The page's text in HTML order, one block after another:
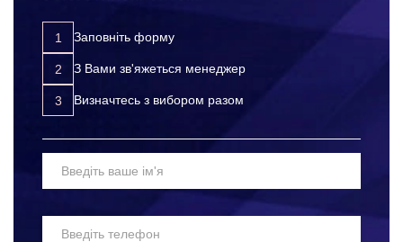
виконання розвантажувальних та вантажних робіт. Вони
підвищать комфорт та зручність при перенесенні
великих вантажів з гладкою та слизькою поверхнею;
для працівників, які контактують з харчовою та медичною
продукцією, хімічними речовинами;
для безпечної роботи з металами, деревиною та
електричним обладнанням;
домашнього господарства (городу, домашніх робіт).
Нерідко рукавички робочі оптом від виробника можна придбати
Заповніть форму
З Вами зв'яжеться менеджер
Визначтесь з вибором разом